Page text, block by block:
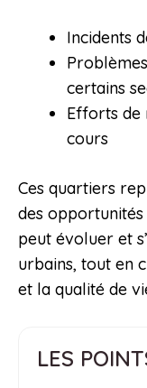
Incidents
certains
Efforts de
cours
Ces quartiers
des
peut évoluer et
urbains, tout en
et la qualité de
LES